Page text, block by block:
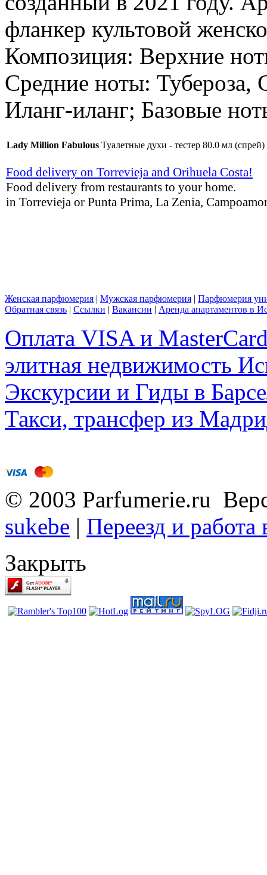
фланкер культовой
Композиция: Верхние
Средние ноты:
Иланг-иланг; Базовые
Lady Million Fabulous Туалетные духи - тестер 80.0 мл (спрей)
Food delivery on Torrevieja and Orihuela Costa!
Food delivery from restaurants to your home.
in Torrevieja or Punta Prima, La Zenia,
Женская парфюмерия | Мужская парфюмерия | Парфюмерия
Обратная связь | Ссылки | Вакансии | Аренда апартаментов в
Оплата VISA и
элитная недвижимость
Экскурсии и Гиды в
Такси, трансфер из
© 2003 Parfumerie.ru
sukebe | Переезд и
Закрыть